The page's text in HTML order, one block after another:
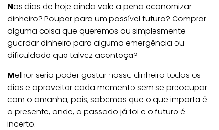
Nos dias de hoje ainda vale a pena economizar
dinheiro? Poupar para um possível futuro? Comprar
alguma coisa que queremos ou simplesmente
guardar dinheiro para alguma emergência ou
dificuldade que talvez aconteça?
Melhor seria poder gastar nosso dinheiro todos os
dias e aproveitar cada momento sem se preocupar
com o amanhã, pois, sabemos que o que importa é
o presente, onde, o passado já foi e o futuro é
incerto.